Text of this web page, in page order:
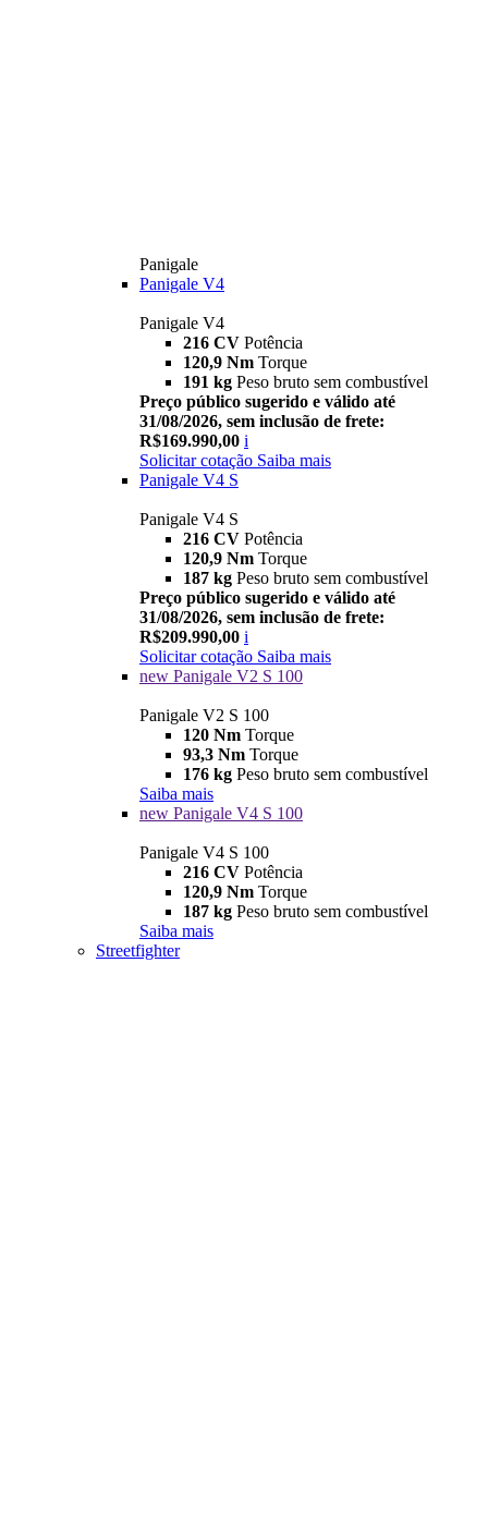
Panigale
Panigale V4
Panigale V4
216 CV Potência
120,9 Nm Torque
191 kg Peso bruto sem combustível
Preço público sugerido e válido até
31/08/2026, sem inclusão de frete:
R$169.990,00 i
Solicitar cotação Saiba mais
Panigale V4 S
Panigale V4 S
216 CV Potência
120,9 Nm Torque
187 kg Peso bruto sem combustível
Preço público sugerido e válido até
31/08/2026, sem inclusão de frete:
R$209.990,00 i
Solicitar cotação Saiba mais
new Panigale V2 S 100
Panigale V2 S 100
120 Nm Torque
93,3 Nm Torque
176 kg Peso bruto sem combustível
Saiba mais
new Panigale V4 S 100
Panigale V4 S 100
216 CV Potência
120,9 Nm Torque
187 kg Peso bruto sem combustível
Saiba mais
Streetfighter